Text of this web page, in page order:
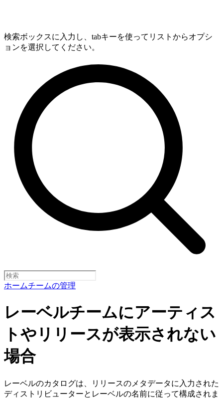
検索ボックスに入力し、tabキーを使ってリストからオプシ
ョンを選択してください。
ホームチームの管理
レーベルチームにアーティス
トやリリースが表示されない
場合
レーベルのカタログは、リリースのメタデータに入力された
ディストリビューターとレーベルの名前に従って構成されま